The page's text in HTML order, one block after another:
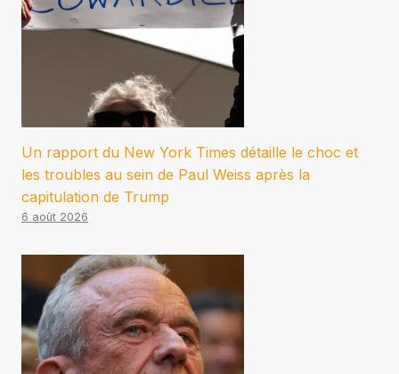
Un rapport du New York Times détaille le choc et
les troubles au sein de Paul Weiss après la
capitulation de Trump
6 août 2026